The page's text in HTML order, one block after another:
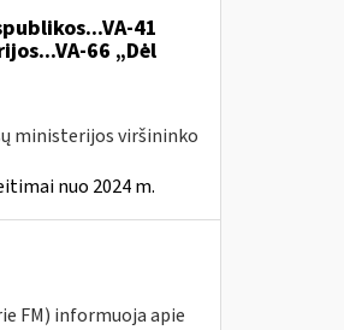
41
66 „Dėl
ministerijos viršininko
nuo 2024 m.
FM) informuoja apie